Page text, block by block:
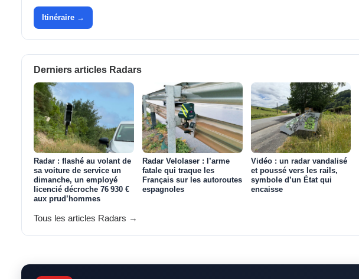
Itinéraire →
Derniers articles Radars
Radar : flashé au volant de
sa voiture de service un
dimanche, un employé
licencié décroche 76 930 €
aux prud’hommes
Radar Velolaser : l’arme
fatale qui traque les
Français sur les autoroutes
espagnoles
Vidéo : un radar vandalisé
et poussé vers les rails,
symbole d’un État qui
encaisse
Tous les articles Radars →